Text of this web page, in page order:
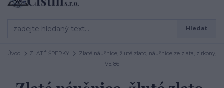
Hledat
Úvod ZLATÉ ŠPERKY
Zlaté náušnice, žluté zlato, náušnice ze zlata, zirkony,
VE 86